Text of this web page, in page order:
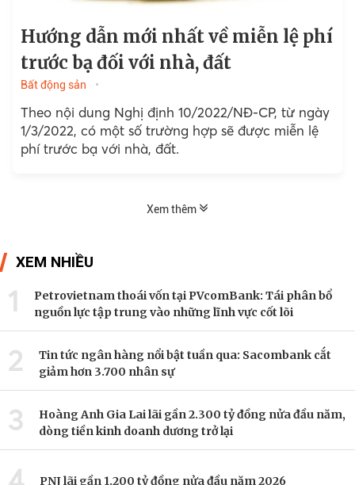
Hướng dẫn mới nhất về miễn lệ phí
trước bạ đối với nhà, đất
Bất động sản
Theo nội dung Nghị định 10/2022/NĐ-CP, từ ngày
1/3/2022, có một số trường hợp sẽ được miễn lệ
phí trước bạ với nhà, đất.
Xem thêm
XEM NHIỀU
1
Petrovietnam thoái vốn tại PVcomBank: Tái phân bổ
nguồn lực tập trung vào những lĩnh vực cốt lõi
2
Tin tức ngân hàng nổi bật tuần qua: Sacombank cắt
giảm hơn 3.700 nhân sự
3
Hoàng Anh Gia Lai lãi gần 2.300 tỷ đồng nửa đầu năm,
dòng tiền kinh doanh dương trở lại
PNJ lãi gần 1.200 tỷ đồng nửa đầu năm 2026